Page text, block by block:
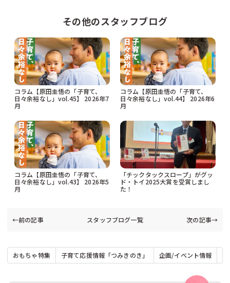
その他のスタッフブログ
コラム【原田圭悟の「子育て、
日々余裕なし」vol.45】 2026年7
月
コラム【原田圭悟の「子育て、
日々余裕なし」vol.44】 2026年6
月
コラム【原田圭悟の「子育て、
日々余裕なし」vol.43】 2026年5
月
「チックタックスロープ」がグッ
ド・トイ2025大賞を受賞しまし
た！
←前の記事 スタッフブログ一覧 次の記事→
おもちゃ特集 子育て応援情報「つみきのき」 企画/イベント情報